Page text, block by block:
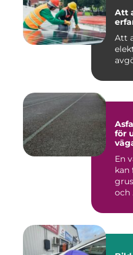
Att
Att
för
En
kan
och